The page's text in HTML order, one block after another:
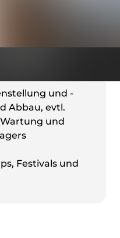
in der
und -
Abbau, evtl.
und
Festivals und